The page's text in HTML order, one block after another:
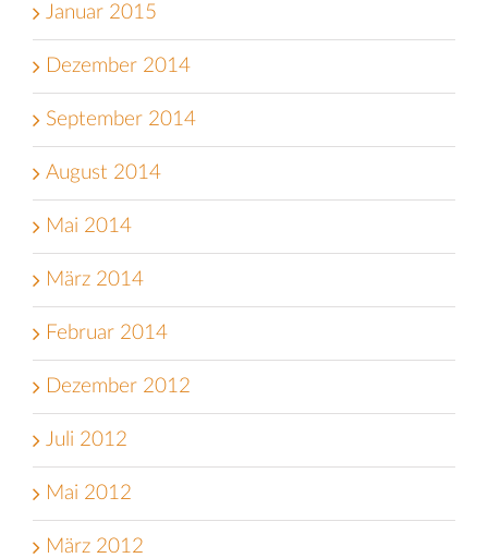
Januar 2015
Dezember 2014
September 2014
August 2014
Mai 2014
März 2014
Februar 2014
Dezember 2012
Juli 2012
Mai 2012
März 2012